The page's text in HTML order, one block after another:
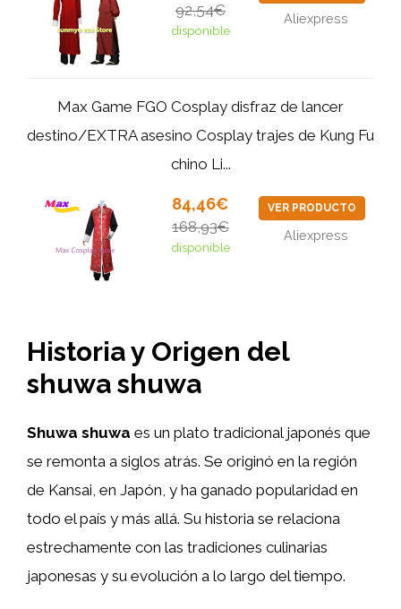
92,54€
disponible
Aliexpress
Max Game FGO Cosplay disfraz de lancer
destino/EXTRA asesino Cosplay trajes de Kung Fu
chino Li...
84,46€
168,93€
disponible
VER PRODUCTO
Aliexpress
Historia y Origen del
shuwa shuwa
Shuwa shuwa es un plato tradicional japonés que
se remonta a siglos atrás. Se originó en la región
de Kansai, en Japón, y ha ganado popularidad en
todo el país y más allá. Su historia se relaciona
estrechamente con las tradiciones culinarias
japonesas y su evolución a lo largo del tiempo.